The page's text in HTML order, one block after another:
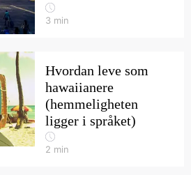
3 min
Hvordan leve som
hawaiianere
(hemmeligheten
ligger i språket)
2 min